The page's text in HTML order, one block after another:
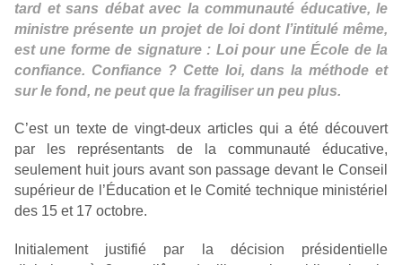
tard et sans débat avec la communauté éducative, le
ministre présente un projet de loi dont l’intitulé même,
est une forme de signature : Loi pour une École de la
confiance. Confiance ? Cette loi, dans la méthode et
sur le fond, ne peut que la fragiliser un peu plus.
C’est un texte de vingt-deux articles qui a été découvert
par les représentants de la communauté éducative,
seulement huit jours avant son passage devant le Conseil
supérieur de l’Éducation et le Comité technique ministériel
des 15 et 17 octobre.
Initialement justifié par la décision présidentielle